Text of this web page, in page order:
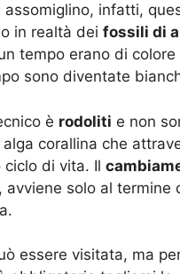
assomiglino, infatti,
in realtà dei fossili di
tempo erano di colore
sono diventate
è rodoliti e non
corallina che
ciclo di vita. Il
avviene solo al termine
essere visitata, ma